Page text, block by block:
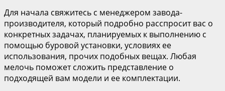
Для начала свяжитесь с менеджером завода-
производителя, который подробно расспросит вас о
конкретных задачах, планируемых к выполнению с
помощью буровой установки, условиях ее
использования, прочих подобных вещах. Любая
мелочь поможет сложить представление о
подходящей вам модели и ее комплектации.